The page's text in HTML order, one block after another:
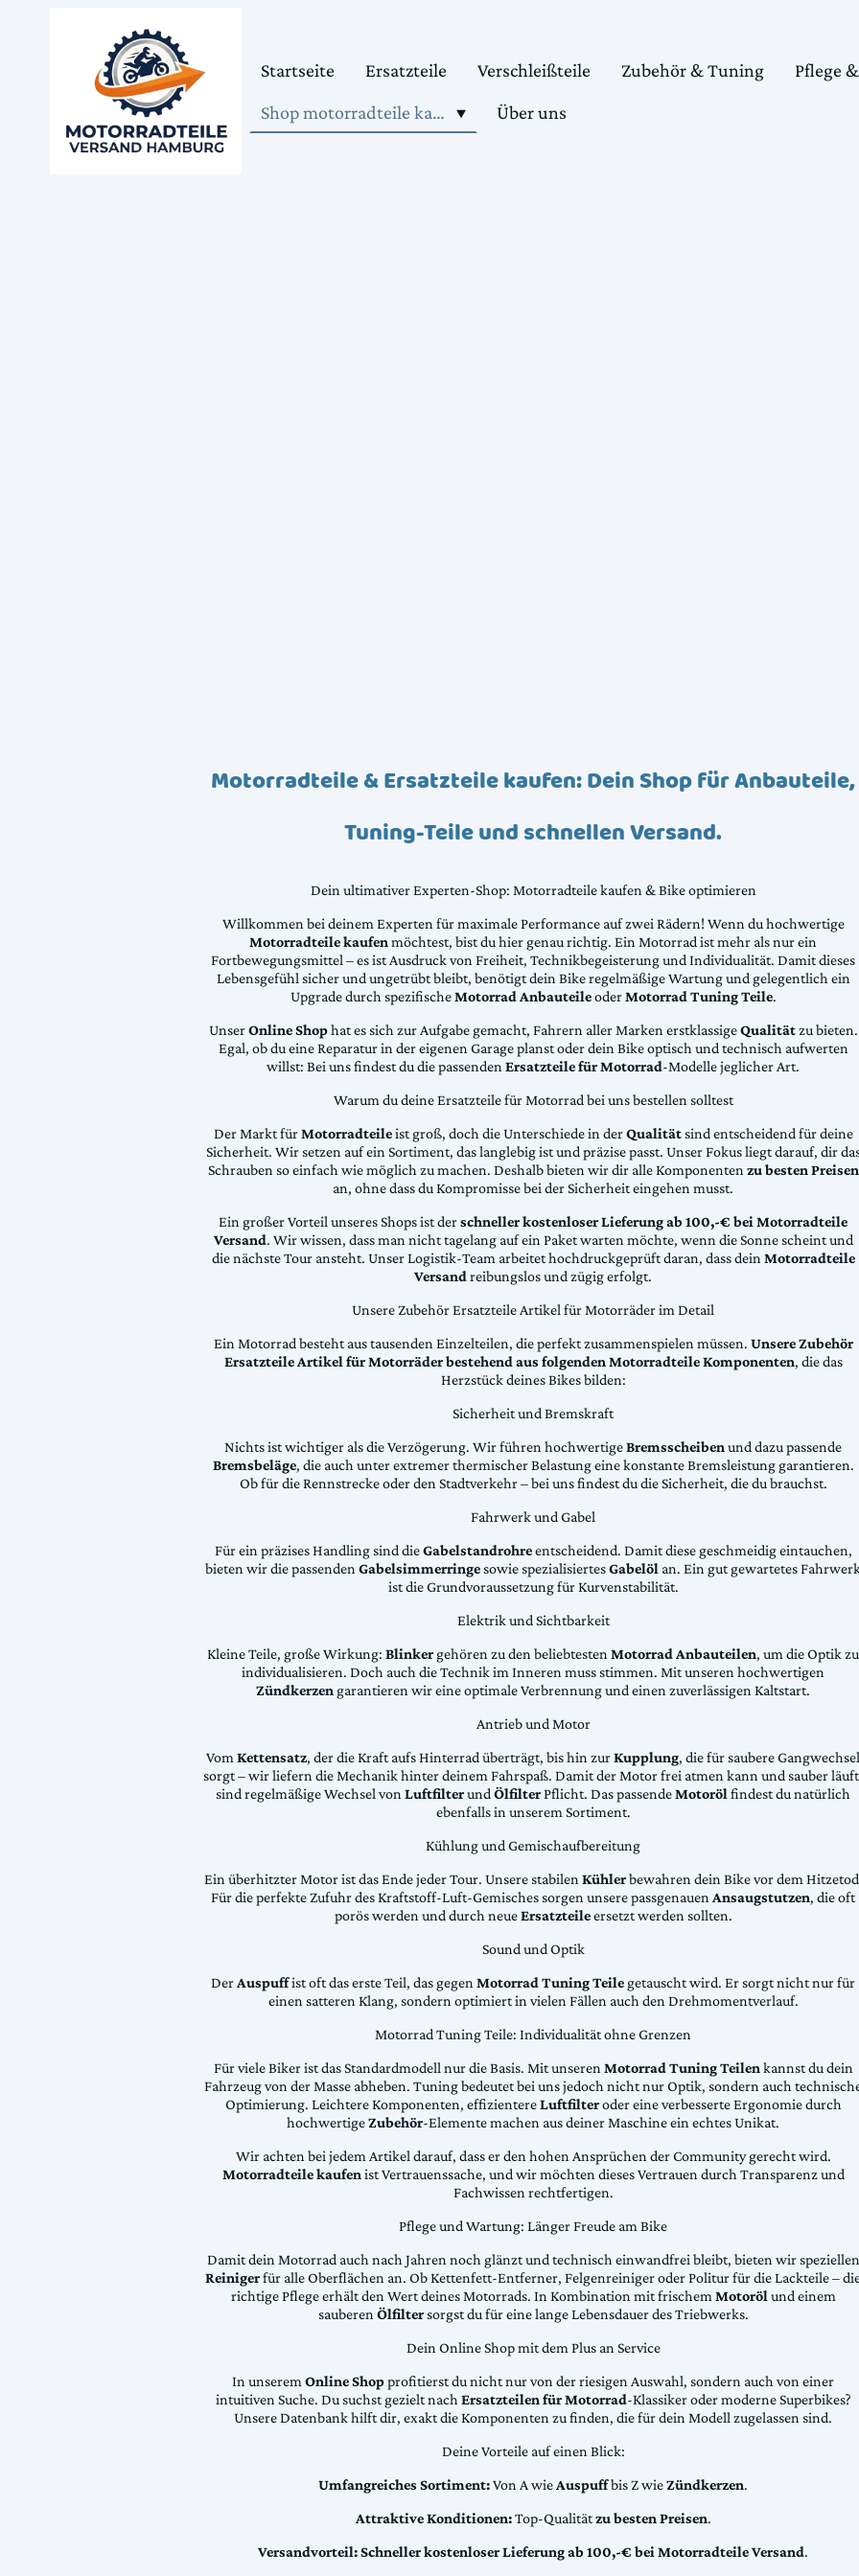
Startseite Ersatzteile Verschleißteile Zubehör & Tuning
Pflege
Shop motorradteile kaufen
Über uns
Motorradteile & Ersatzteile kaufen: Dein Shop für Anbauteile,
Tuning-Teile und schnellen Versand.
Dein ultimativer Experten-Shop: Motorradteile kaufen & Bike optimieren
Willkommen bei deinem Experten für maximale Performance auf zwei Rädern! Wenn du hochwertige
Motorradteile kaufenmöchtest, bist du hier genau richtig. Ein Motorrad ist mehr als nur ein
Fortbewegungsmittel – es ist Ausdruck von Freiheit, Technikbegeisterung und Individualität. Damit dieses
Lebensgefühl sicher und ungetrübt bleibt, benötigt dein Bike regelmäßige Wartung und gelegentlich ein
Upgrade durch spezifischeMotorrad AnbauteileoderMotorrad Tuning Teile.
UnserOnline Shophat es sich zur Aufgabe gemacht, Fahrern aller Marken erstklassigeQualitätzu bieten.
Egal, ob du eine Reparatur in der eigenen Garage planst oder dein Bike optisch und technisch aufwerten
willst: Bei uns findest du die passendenErsatzteile für Motorrad-Modelle jeglicher Art.
Warum du deine Ersatzteile für Motorrad bei uns bestellen solltest
Der Markt fürMotorradteileist groß, doch die Unterschiede in derQualitätsind entscheidend für deine
Sicherheit. Wir setzen auf ein Sortiment, das langlebig ist und präzise passt. Unser Fokus liegt darauf, dir
Schrauben so einfach wie möglich zu machen. Deshalb bieten wir dir alle Komponentenzu besten Preisen
an, ohne dass du Kompromisse bei der Sicherheit eingehen musst.
Ein großer Vorteil unseres Shops ist derschneller kostenloser Lieferung ab 100,-€ bei Motorradteile
Versand. Wir wissen, dass man nicht tagelang auf ein Paket warten möchte, wenn die Sonne scheint und
die nächste Tour ansteht. Unser Logistik-Team arbeitet hochdruckgeprüft daran, dass deinMotorradteile
Versandreibungslos und zügig erfolgt.
Unsere Zubehör Ersatzteile Artikel für Motorräder im Detail
Ein Motorrad besteht aus tausenden Einzelteilen, die perfekt zusammenspielen müssen. Unsere Zubehör
Ersatzteile Artikel für Motorräder bestehend aus folgenden Motorradteile Komponenten, die das
Herzstück deines Bikes bilden:
Sicherheit und Bremskraft
Nichts ist wichtiger als die Verzögerung. Wir führen hochwertigeBremsscheibenund dazu passende
Bremsbeläge, die auch unter extremer thermischer Belastung eine konstante Bremsleistung garantieren.
Ob für die Rennstrecke oder den Stadtverkehr – bei uns findest du die Sicherheit, die du brauchst.
Fahrwerk und Gabel
Für ein präzises Handling sind dieGabelstandrohreentscheidend. Damit diese geschmeidig eintauchen,
bieten wir die passendenGabelsimmerringesowie spezialisiertesGabelöl an. Ein gut gewartetes
ist die Grundvoraussetzung für Kurvenstabilität.
Elektrik und Sichtbarkeit
Kleine Teile, große Wirkung: Blinker gehören zu den beliebtestenMotorrad Anbauteilen, um die Optik zu
individualisieren. Doch auch die Technik im Inneren muss stimmen. Mit unseren hochwertigen
Zündkerzen garantieren wir eine optimale Verbrennung und einen zuverlässigen Kaltstart.
Antrieb und Motor
VomKettensatz, der die Kraft aufs Hinterrad überträgt, bis hin zurKupplung, die für saubere Gangwechsel
sorgt – wir liefern die Mechanik hinter deinem Fahrspaß. Damit der Motor frei atmen kann und sauber
sind regelmäßige Wechsel vonLuftfilterundÖlfilterPflicht. Das passendeMotorölfindest du natürlich
ebenfalls in unserem Sortiment.
Kühlung und Gemischaufbereitung
Ein überhitzter Motor ist das Ende jeder Tour. Unsere stabilenKühlerbewahren dein Bike vor dem
Für die perfekte Zufuhr des Kraftstoff-Luft-Gemisches sorgen unsere passgenauenAnsaugstutzen, die oft
porös werden und durch neueErsatzteileersetzt werden sollten.
Sound und Optik
DerAuspuffist oft das erste Teil, das gegenMotorrad Tuning Teile getauscht wird. Er sorgt nicht nur für
einen satteren Klang, sondern optimiert in vielen Fällen auch den Drehmomentverlauf.
Motorrad Tuning Teile: Individualität ohne Grenzen
Für viele Biker ist das Standardmodell nur die Basis. Mit unserenMotorrad Tuning Teilenkannst du dein
Fahrzeug von der Masse abheben. Tuning bedeutet bei uns jedoch nicht nur Optik, sondern auch
Optimierung. Leichtere Komponenten, effizientereLuftfilteroder eine verbesserte Ergonomie durch
hochwertigeZubehör-Elemente machen aus deiner Maschine ein echtes Unikat.
Wir achten bei jedem Artikel darauf, dass er den hohen Ansprüchen der Community gerecht wird.
Motorradteile kaufenist Vertrauenssache, und wir möchten dieses Vertrauen durch Transparenz und
Fachwissen rechtfertigen.
Pflege und Wartung: Länger Freude am Bike
Damit dein Motorrad auch nach Jahren noch glänzt und technisch einwandfrei bleibt, bieten wir speziellen
Reinigerfür alle Oberflächen an. Ob Kettenfett-Entferner, Felgenreiniger oder Politur für die Lackteile –
richtige Pflege erhält den Wert deines Motorrads. In Kombination mit frischemMotorölund einem
sauberenÖlfiltersorgst du für eine lange Lebensdauer des Triebwerks.
Dein Online Shop mit dem Plus an Service
In unseremOnline Shopprofitierst du nicht nur von der riesigen Auswahl, sondern auch von einer
intuitiven Suche. Du suchst gezielt nachErsatzteilen für Motorrad-Klassiker oder moderne Superbikes?
Unsere Datenbank hilft dir, exakt die Komponenten zu finden, die für dein Modell zugelassen sind.
Deine Vorteile auf einen Blick:
Umfangreiches Sortiment:Von A wieAuspuffbis Z wieZündkerzen.
Attraktive Konditionen:Top-Qualitätzu besten Preisen.
Versandvorteil:Schneller kostenloser Lieferung ab 100,-€ bei Motorradteile Versand.